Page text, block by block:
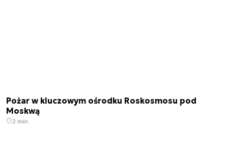
Pożar w kluczowym ośrodku Roskosmosu pod
Moskwą
2 min.